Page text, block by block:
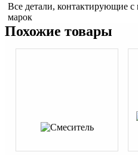
Все детали, контактирующие
марок
Похожие товары